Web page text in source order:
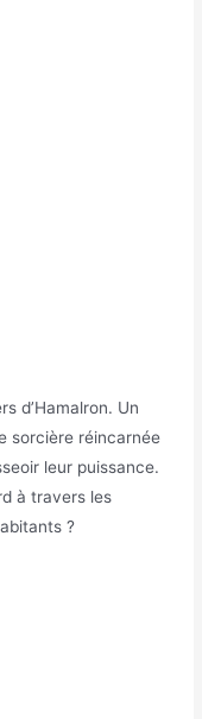
d’Hamalron. Un
sorcière réincarnée
leur puissance.
à travers les
?